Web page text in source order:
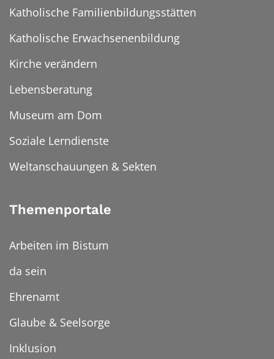
Katholische Familienbildungsstätten
Katholische Erwachsenenbildung
Kirche verändern
Lebensberatung
Museum am Dom
Soziale Lerndienste
Weltanschauungen & Sekten
Themenportale
Arbeiten im Bistum
da sein
Ehrenamt
Glaube & Seelsorge
Inklusion